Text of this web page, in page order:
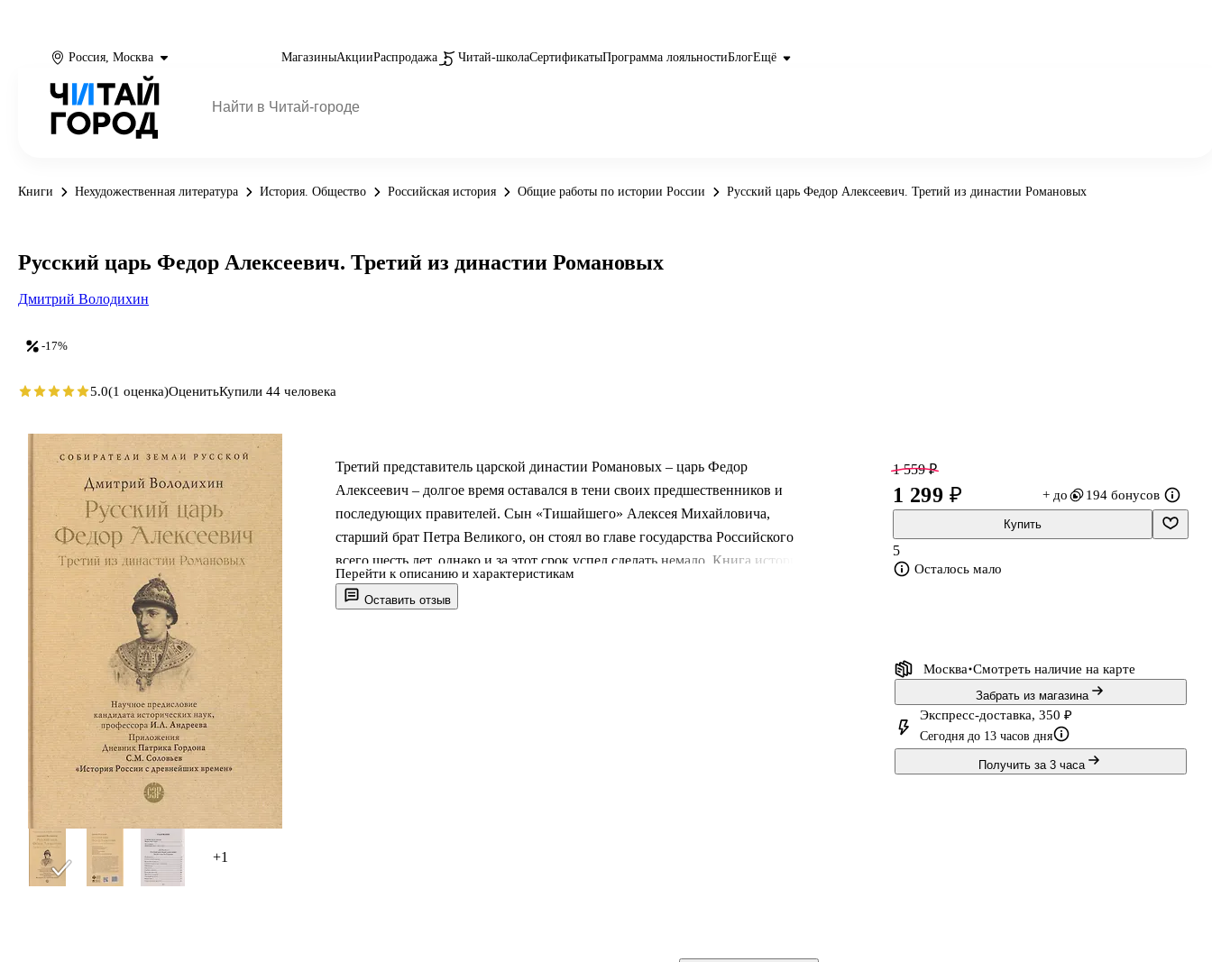
Россия, Москва МагазиныАкцииРаспродажа Читай-школаСертификатыПрограмма лояльностиБлогЕщё
Книги Нехудожественная литература История. Общество Российская история Общие работы по истории России Русский царь Федор Алексеевич. Третий из династии Романовых
+1
Оставить отзыв
Третий представитель царской династии Романовых – царь Федор
Алексеевич – долгое время оставался в тени своих предшественников и
последующих правителей. Сын «Тишайшего» Алексея Михайловича,
старший брат Петра Великого, он стоял во главе государства Российского
всего шесть лет, однако и за этот срок успел сделать немало. Книга историка
Д.М. Володихина рассказывает о личности и реформаторской деятельности
Федора Алексеевича, военных успехах и политических перипетиях
Перейти к описанию и характеристикам
-17%
Русский царь Федор Алексеевич. Третий из династии Романовых
Дмитрий Володихин
5.0(1 оценка)ОценитьКупили 44 человека
1 559 ₽
1 299 ₽ + до 194 бонусов
Купить
5
Осталось мало
Москва Смотреть наличие на карте
Забрать из магазина
Экспресс-доставка, 350 ₽
Сегодня до 13 часов дня
Получить за 3 часа